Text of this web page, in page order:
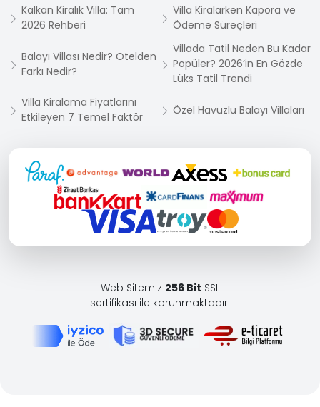
Kalkan Kiralık Villa: Tam
2026 Rehberi
Villa Kiralarken Kapora ve
Ödeme Süreçleri
Balayı Villası Nedir? Otelden
Farkı Nedir?
Villada Tatil Neden Bu Kadar
Popüler? 2026’in En Gözde
Lüks Tatil Trendi
Villa Kiralama Fiyatlarını
Etkileyen 7 Temel Faktör
Özel Havuzlu Balayı Villaları
Web Sitemiz 256 Bit SSL
sertifikası ile korunmaktadır.